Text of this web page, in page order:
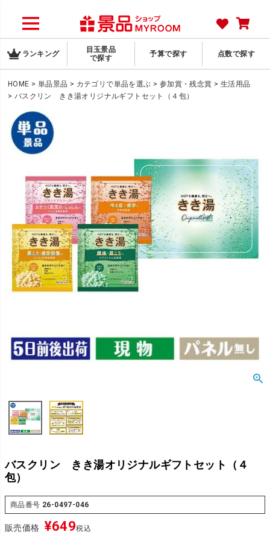
ランキング
目玉景品
で探す
予算で探す 点数で探す
HOME 単品景品 カテゴリで単品を選ぶ 参加賞・残念賞
生活用品
バスクリン きき湯オリジナルギフトセット（４包）
バスクリン きき湯オリジナルギフトセット（４
包）
商品番号 26-0497-046
販売価格 ¥649税込